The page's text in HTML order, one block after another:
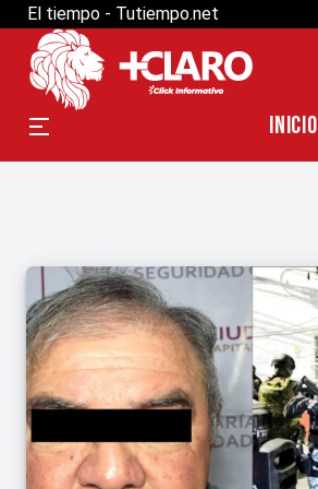
El tiempo - Tutiempo.net
INICIO